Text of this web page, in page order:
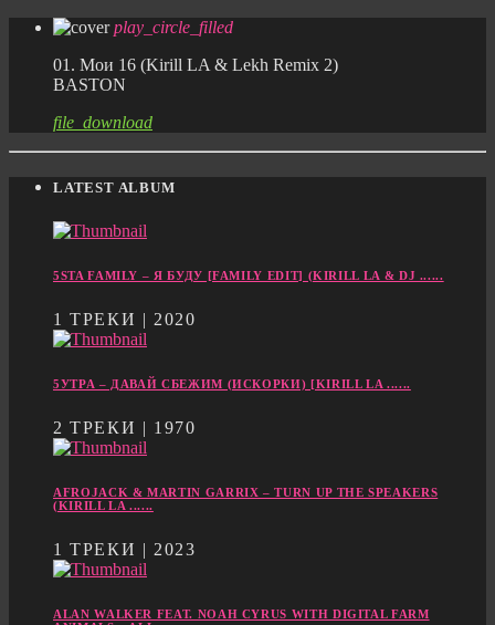
play_circle_filled
01. Мои 16 (Kirill LA & Lekh Remix 2)
BASTON
file_download
LATEST ALBUM
5STA FAMILY – Я БУДУ [FAMILY EDIT] (KIRILL LA & DJ ......
1 ТРЕКИ | 2020
5УТРА – ДАВАЙ СБЕЖИМ (ИСКОРКИ) [KIRILL LA ......
2 ТРЕКИ | 1970
AFROJACK & MARTIN GARRIX – TURN UP THE SPEAKERS
(KIRILL LA ......
1 ТРЕКИ | 2023
ALAN WALKER FEAT. NOAH CYRUS WITH DIGITAL FARM